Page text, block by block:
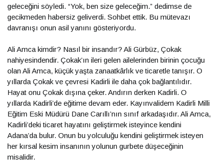
geleceğini söyledi. “Yok, ben size geleceğim.” dedimse de
gecikmeden habersiz geliverdi. Sohbet ettik. Bu mütevazı
davranışı onun asil yanını gösteriyordu.
Ali Amca kimdir? Nasıl bir insandır? Ali Gürbüz, Çokak
nahiyesindendir. Çokak’ın ileri gelen ailelerinden birinin çocuğu
olan Ali Amca, küçük yaşta zanaatkârlık ve ticaretle tanışır. O
yıllarda Çokak ve çevresi Kadirli ile daha çok bağlantılıdır.
Hayat onu Çokak dışına çeker. Andırın derken Kadirli. O
yıllarda Kadirli’de eğitime devam eder. Kayınvalidem Kadirli Milli
Eğitim Eski Müdürü Dane Carıllı’nın sınıf arkadaşıdır. Ali Amca,
Kadirli’deki ticaret hayatını geliştirmek isteyince kendini
Adana’da bulur. Onun bu yolculuğu kendini geliştirmek isteyen
her kırsal kesim insanının yolunun gurbete düşeceğinin
misalidir.